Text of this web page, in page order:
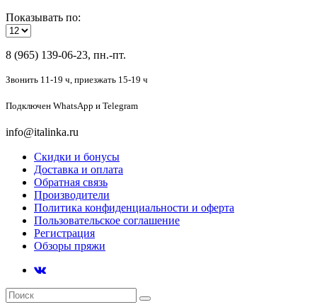
Показывать по:
8 (965) 139-06-23, пн.-пт.
Звонить 11-19 ч, приезжать 15-19 ч
Подключен WhatsApp и Telegram
info@italinka.ru
Скидки и бонусы
Доставка и оплата
Обратная связь
Производители
Политика конфиденциальности и оферта
Пользовательское соглашение
Регистрация
Обзоры пряжи